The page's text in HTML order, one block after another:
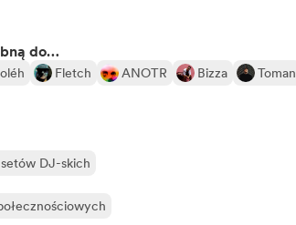
do…
Fletch ANOTR Bizza
Toman
DJ-skich